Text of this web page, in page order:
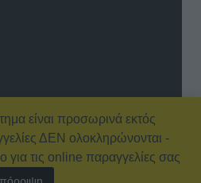
είναι προσωρινά εκτός
ΔΕΝ ολοκληρώνονται -
για τις online παραγγελίες σας